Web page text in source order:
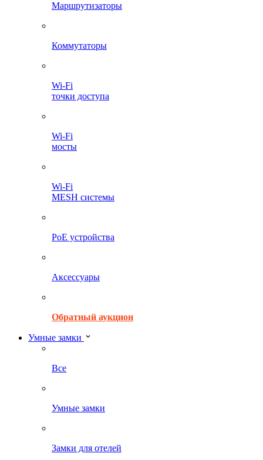
Маршрутизаторы
Коммутаторы
Wi-Fi
точки доступа
Wi-Fi
мосты
Wi-Fi
MESH системы
PoE устройства
Аксессуары
Обратный аукцион
Умные замки
Все
Умные замки
Замки для отелей